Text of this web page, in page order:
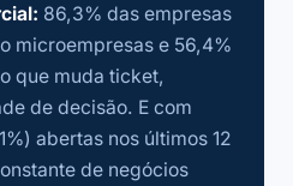
86,3% das empresas
microempresas e 56,4%
que muda ticket,
de decisão. E com
abertas nos últimos 12
de negócios